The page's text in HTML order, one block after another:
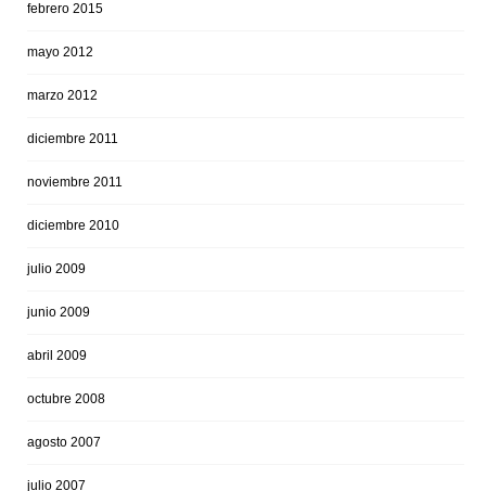
febrero 2015
mayo 2012
marzo 2012
diciembre 2011
noviembre 2011
diciembre 2010
julio 2009
junio 2009
abril 2009
octubre 2008
agosto 2007
julio 2007